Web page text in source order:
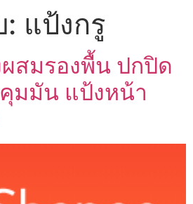
: แป้งกรู
สมรองพื้น ปกปิด
มมัน แป้งหน้า